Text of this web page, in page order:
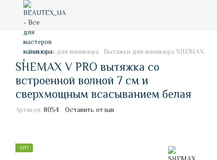
Вытяжки для маникюра Вытяжки для маникюра SHEMAX
SHEMAX V PRO вытяжка со
встроенной волной 7 см и
сверхмощным всасыванием белая
Артикул: 8054 Оставить отзыв
ХИТ